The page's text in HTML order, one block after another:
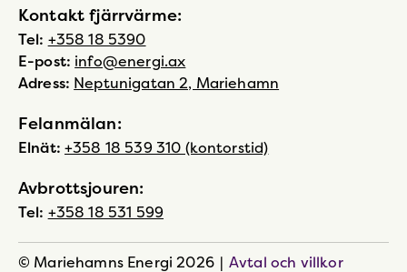
Kontakt fjärrvärme:
Tel: +358 18 5390
E-post: info@energi.ax
Adress: Neptunigatan 2, Mariehamn
Felanmälan:
Elnät: +358 18 539 310 (kontorstid)
Avbrottsjouren:
Tel: +358 18 531 599
© Mariehamns Energi 2026 | Avtal och villkor